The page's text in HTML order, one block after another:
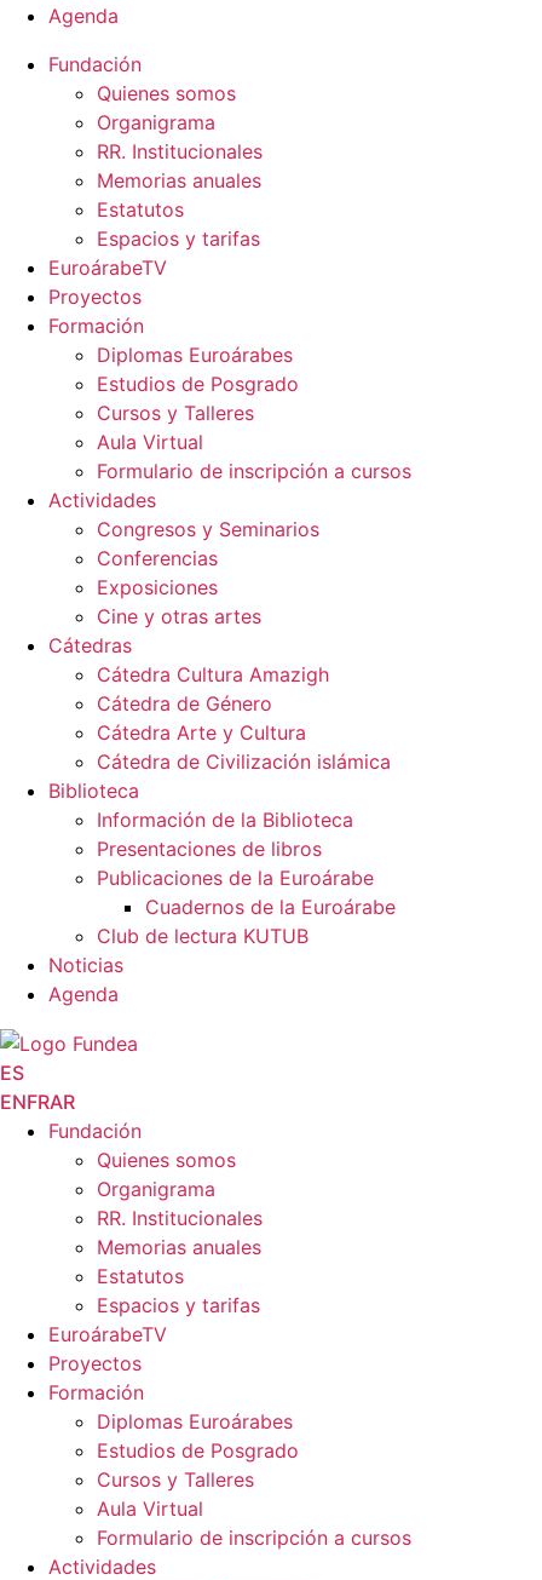
Agenda
Fundación
Quienes somos
Organigrama
RR. Institucionales
Memorias anuales
Estatutos
Espacios y tarifas
EuroárabeTV
Proyectos
Formación
Diplomas Euroárabes
Estudios de Posgrado
Cursos y Talleres
Aula Virtual
Formulario de inscripción a cursos
Actividades
Congresos y Seminarios
Conferencias
Exposiciones
Cine y otras artes
Cátedras
Cátedra Cultura Amazigh
Cátedra de Género
Cátedra Arte y Cultura
Cátedra de Civilización islámica
Biblioteca
Información de la Biblioteca
Presentaciones de libros
Publicaciones de la Euroárabe
Cuadernos de la Euroárabe
Club de lectura KUTUB
Noticias
Agenda
ES
ENFRAR
Fundación
Quienes somos
Organigrama
RR. Institucionales
Memorias anuales
Estatutos
Espacios y tarifas
EuroárabeTV
Proyectos
Formación
Diplomas Euroárabes
Estudios de Posgrado
Cursos y Talleres
Aula Virtual
Formulario de inscripción a cursos
Actividades